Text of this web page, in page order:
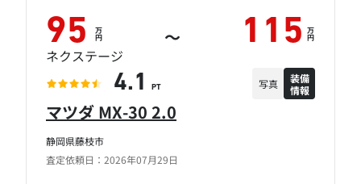
静岡県藤枝市
査定依頼日：2026年07月29日
マツダ MX-30 2.0
95 万
円 ～ 115 万
円
ネクステージ
4.1 PT 写真
装備
情報